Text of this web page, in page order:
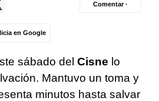
en Google
Comentar ·
sábado del Cisne lo
Mantuvo un toma y
minutos hasta salvar